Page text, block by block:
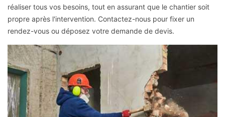
réaliser tous vos besoins, tout en assurant que le chantier soit
propre après l'intervention. Contactez-nous pour fixer un
rendez-vous ou déposez votre demande de devis.